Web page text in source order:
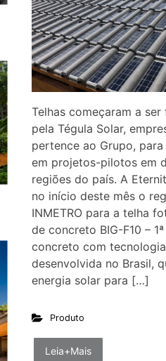
Telhas começaram a
pela Tégula Solar,
pertence ao Grupo,
em projetos-pilotos em
regiões do país. A
no início deste mês o
INMETRO para a telha
de concreto BIG-F10 –
concreto com tecnologia
desenvolvida no Brasil,
energia solar para […]
Produto
Leia+Mais